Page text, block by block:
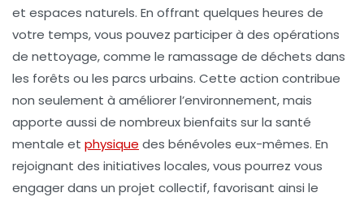
et espaces naturels. En offrant quelques heures de
votre temps, vous pouvez participer à des opérations
de nettoyage, comme le ramassage de déchets dans
les forêts ou les parcs urbains. Cette action contribue
non seulement à améliorer l’environnement, mais
apporte aussi de nombreuxbienfaits sur la santé
mentale et physique des bénévoles eux-mêmes. En
rejoignant des initiatives locales, vous pourrez vous
engager dans un projet collectif, favorisant ainsi le